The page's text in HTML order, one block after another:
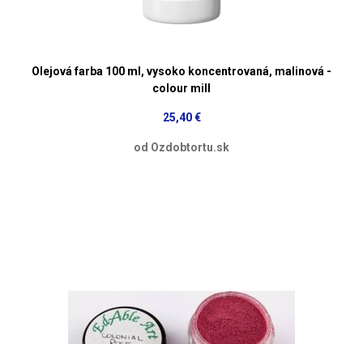
Olejová farba 100 ml, vysoko koncentrovaná, malinová -
colour mill
25,40 €
od Ozdobtortu.sk